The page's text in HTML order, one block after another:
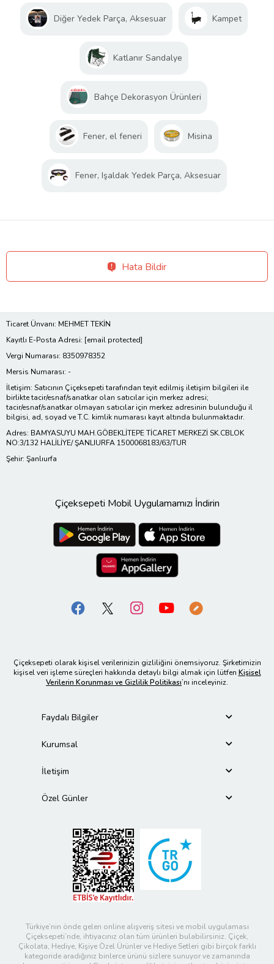
Diğer Yedek Parça, Aksesuar Kampet
Katlanır Sandalye
Bahçe Dekorasyon Ürünleri
Fener, el feneri Misina
Fener, Işaldak Yedek Parça, Aksesuar
Hata Bildir
Ticaret Ünvanı: MEHMET TEKİN
Kayıtlı E-Posta Adresi: [email protected]
Vergi Numarası: 8350978352
Mersis Numarası: -
İletişim: Satıcının Çiçeksepeti tarafından teyit edilmiş iletişim bilgileri ile
birlikte tacir/esnaf/sanatkar olan satıcılar için merkez adresi;
tacir/esnaf/sanatkar olmayan satıcılar için merkez adresinin bulunduğu il
bilgisi, ad, soyad ve T.C. kimlik numarası kayıt altında bulunmaktadır.
Adres: BAMYASUYU MAH.GÖBEKLİTEPE TİCARET MERKEZİ SK.CBLOK
NO:3/132 HALİLİYE/ ŞANLIURFA 1500068183/63/TUR
Şehir: Şanlıurfa
Çiçeksepeti Mobil Uygulamamızı İndirin
Çiçeksepeti olarak kişisel verilerinizin gizliliğini önemsiyoruz. Şirketimizin
kişisel veri işleme süreçleri hakkında detaylı bilgi almak için lütfen Kişisel
Verilerin Korunması ve Gizlilik Politikası’nı inceleyiniz.
Faydalı Bilgiler
Kurumsal
İletişim
Özel Günler
Türkiye’nin önde gelen online alışveriş sitesi ve mobil uygulaması
Çiçeksepeti’nde, ihtiyacınız olan tüm ürünleri bulabilirsiniz. Çiçek,
Çikolata, Hediye, Kişiye Özel Ürünler ve Hediye Setleri gibi birçok farklı
kategoride aradığınız binlerce ürünü sizlere sunuyor ve zamanında